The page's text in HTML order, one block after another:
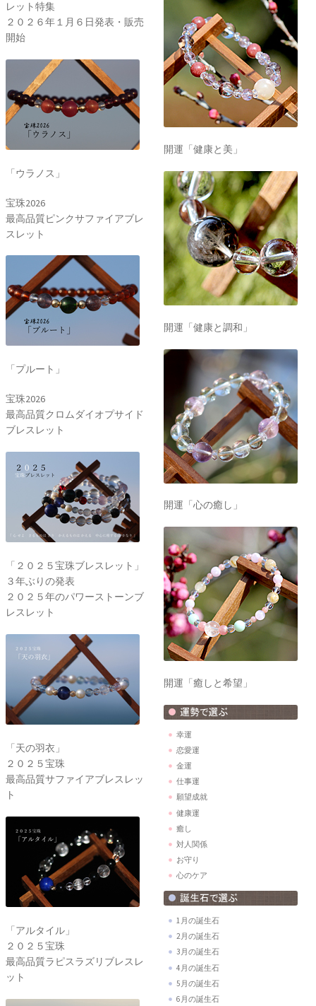
レット特集
２０２６年１月６日発表・販売
開始
「ウラノス」
宝珠2026
最高品質ピンクサファイアブレ
スレット
「プルート」
宝珠2026
最高品質クロムダイオプサイド
ブレスレット
「２０２５宝珠ブレスレット」
３年ぶりの発表
２０２５年のパワーストーンブ
レスレット
「天の羽衣」
２０２５宝珠
最高品質サファイアブレスレッ
ト
「アルタイル」
２０２５宝珠
最高品質ラピスラズリブレスレ
ット
開運「健康と美」
開運「健康と調和」
開運「心の癒し」
開運「癒しと希望」
幸運
恋愛運
金運
仕事運
願望成就
健康運
癒し
対人関係
お守り
心のケア
1月の誕生石
2月の誕生石
3月の誕生石
4月の誕生石
5月の誕生石
6月の誕生石